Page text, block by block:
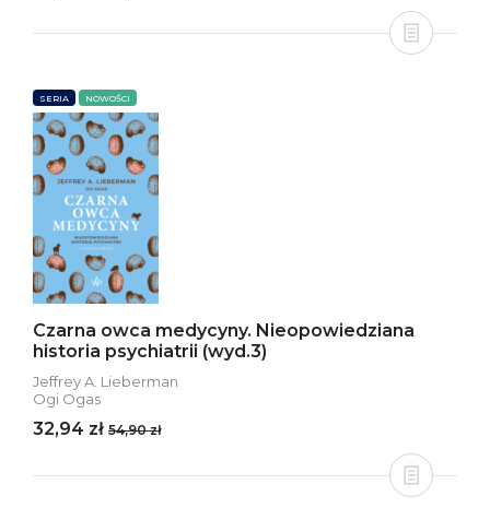
SERIA NOWOŚCI
Czarna owca medycyny. Nieopowiedziana
historia psychiatrii (wyd.3)
Jeffrey A. Lieberman
Ogi Ogas
32,94 zł 54,90 zł